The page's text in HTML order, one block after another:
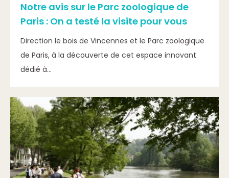
Notre avis sur le Parc zoologique de
Paris : On a testé la visite pour vous
Direction le bois de Vincennes et le Parc zoologique
de Paris, à la découverte de cet espace innovant
dédié à...